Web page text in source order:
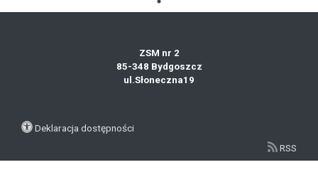
ZSM nr 2
85-348 Bydgoszcz
ul.Słoneczna19
Deklaracja dostępności
RSS